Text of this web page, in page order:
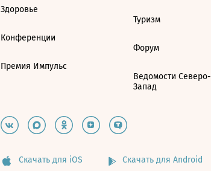
Здоровье
Конференции
Премия Импульс
Туризм
Форум
Ведомости Северо-
Запад
Скачать для iOS Скачать для Android